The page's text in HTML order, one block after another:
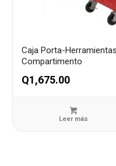
Caja Porta-
Compartimento
Q1,675.00
Leer más